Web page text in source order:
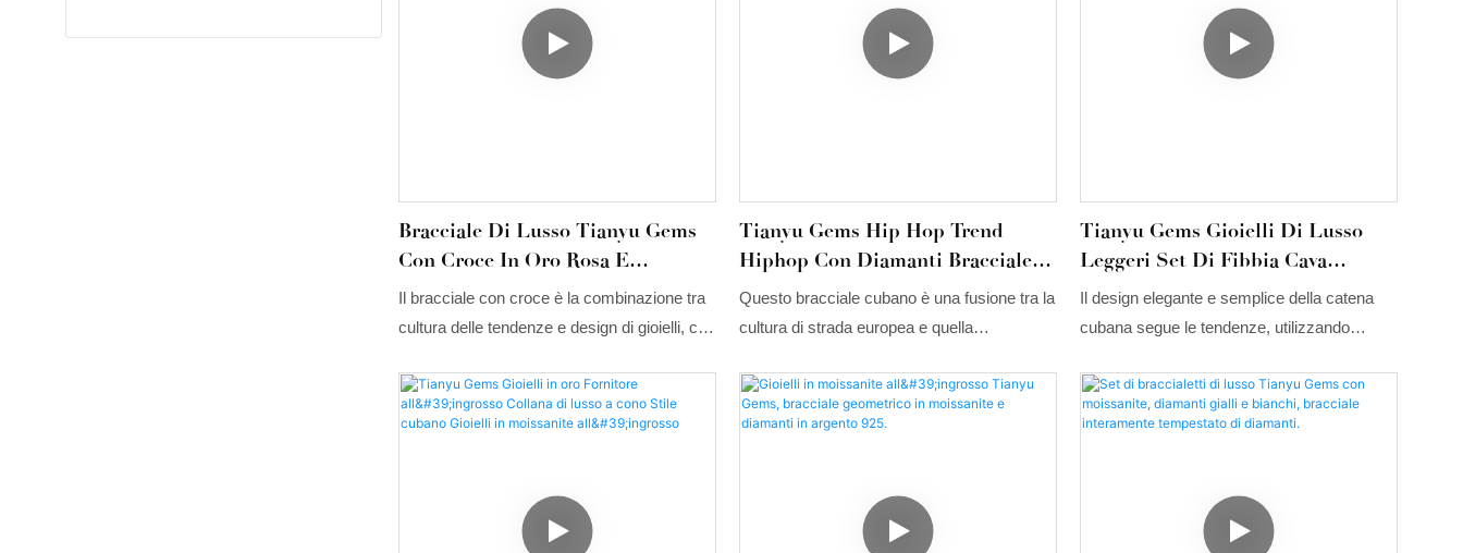
gioielli da uomo. Viene utilizzata
principalmente nel campo delle collane.
Bracciale Di Lusso Tianyu Gems
Con Croce In Oro Rosa E
Moissanite Stile Hip-Hop
Il bracciale con croce è la combinazione tra
cultura delle tendenze e design di gioielli, che
Tianyu Gems Hip Hop Trend
Hiphop Con Diamanti Bracciale
Cuba Avvolgente Uomo Moda
Leggera Modelli Di Lusso
Questo bracciale cubano è una fusione tra la
cultura di strada europea e quella
combinati con l'alta tecnologia della
lavorazione su misura di Tianyu Gems.
Tianyu Gems Gioielli Di Lusso
Leggeri Set Di Fibbia Cava
Bracciale Cuba Con Diamanti
Regalo Di Nicchia Semplice Da
Fidanzato
Il design elegante e semplice della catena
cubana segue le tendenze, utilizzando
incastonati, una lucidatura precisa e delicata,
la cui texture esalta l'atmosfera.